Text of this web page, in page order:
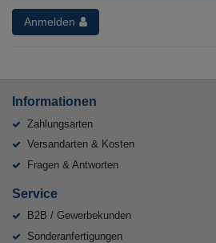
Anmelden
Informationen
Zahlungsarten
Versandarten & Kosten
Fragen & Antworten
Service
B2B / Gewerbekunden
Sonderanfertigungen